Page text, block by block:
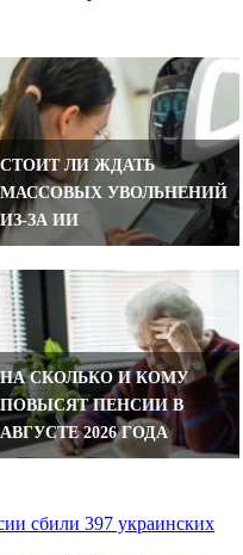
СТОИТ ЛИ ЖДАТЬ
МАССОВЫХ УВОЛЬНЕНИЙ
ИЗ-ЗА ИИ
НА СКОЛЬКО И КОМУ
ПОВЫСЯТ ПЕНСИИ В
АВГУСТЕ 2026 ГОДА